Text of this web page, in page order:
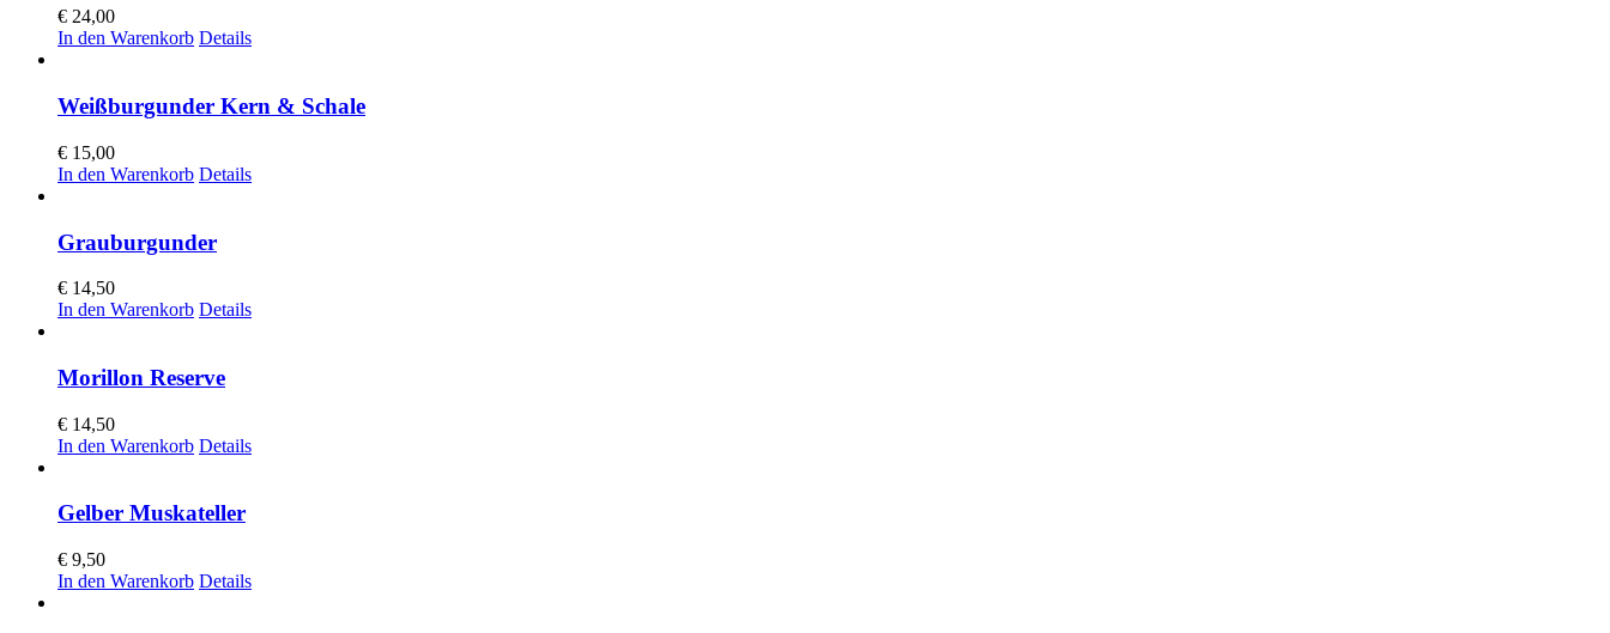
€ 24,00
In den Warenkorb Details
Weißburgunder Kern & Schale
€ 15,00
In den Warenkorb Details
Grauburgunder
€ 14,50
In den Warenkorb Details
Morillon Reserve
€ 14,50
In den Warenkorb Details
Gelber Muskateller
€ 9,50
In den Warenkorb Details